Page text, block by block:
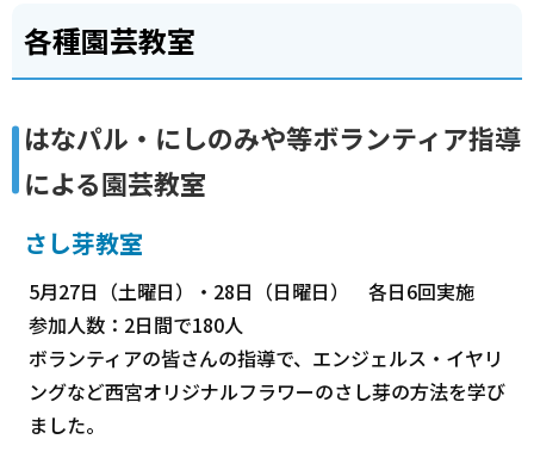
各種園芸教室
はなパル・にしのみや等ボランティア指導
による園芸教室
さし芽教室
5月27日（土曜日）・28日（日曜日） 各日6回実施
参加人数：2日間で180人
ボランティアの皆さんの指導で、エンジェルス・イヤリ
ングなど西宮オリジナルフラワーのさし芽の方法を学び
ました。